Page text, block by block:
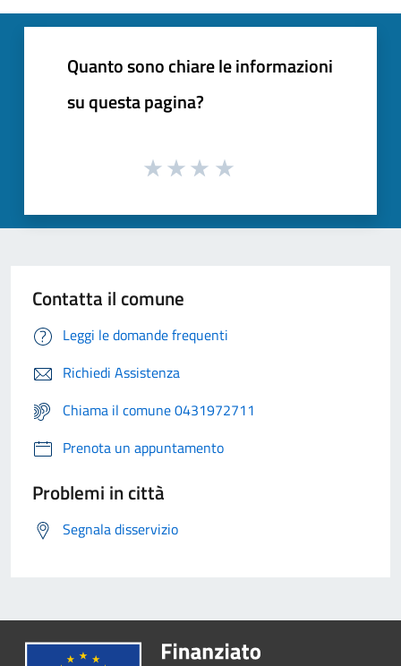
Quanto sono chiare le informazioni
su questa pagina?
Contatta il comune
Leggi le domande frequenti
Richiedi Assistenza
Chiama il comune 0431972711
Prenota un appuntamento
Problemi in città
Segnala disservizio